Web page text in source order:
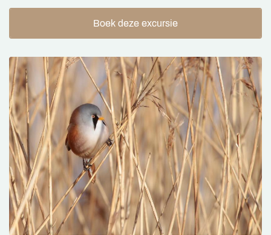
Boek deze excursie